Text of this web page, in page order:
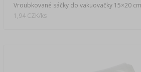
Vroubkované sáčky do vakuovačky 15×20
1,94 CZK/ks